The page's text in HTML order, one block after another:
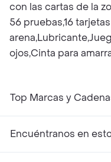
con las cartas de la
56 pruebas,16
ojos,Cinta para
Top Marcas y
Encuéntranos en